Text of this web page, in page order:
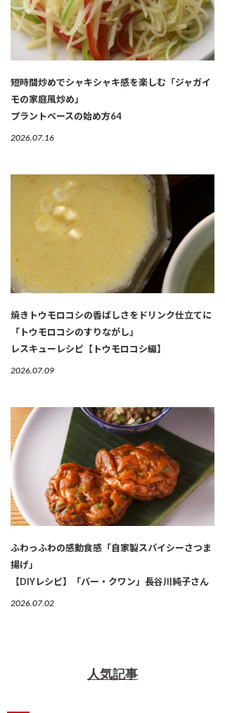
短時間炒めでシャキシャキ感を楽しむ「ジャガイ
モの家庭風炒め」
プラントベースの始め方64
2026.07.16
焼きトウモロコシの香ばしさをドリンク仕立てに
「トウモロコシのすりながし」
レスキューレシピ【トウモロコシ編】
2026.07.09
ふわっふわの感動食感「自家製スパイシーさつま
揚げ」
【DIYレシピ】「バー・クワン」長谷川純子さん
2026.07.02
人気記事